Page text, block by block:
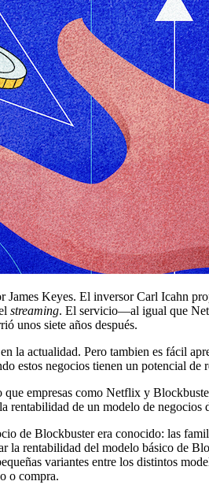
Keyes. El inversor Carl Icahn
streaming. El servicio—al igual que
unos siete años después.
actualidad. Pero tambien es fácil
estos negocios tienen un potencial de
que empresas como Netflix y
rentabilidad de un modelo de
de Blockbuster era conocido: las
rentabilidad del modelo básico de
variantes entre los distintos
o compra.